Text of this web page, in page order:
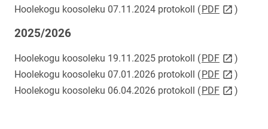
Hoolekogu koosoleku 07.11.2024 protokoll (PDFlink opens
)
2025/2026
Hoolekogu koosoleku 19.11.2025 protokoll (PDFlink opens
)
Hoolekogu koosoleku 07.01.2026 protokoll (PDFlink opens
)
Hoolekogu koosoleku 06.04.2026 protokoll (PDFlink opens
)